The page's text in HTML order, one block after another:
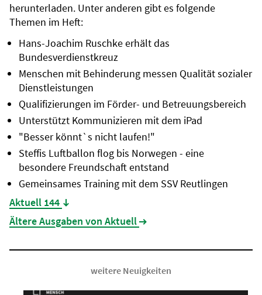
herunterladen. Unter anderen gibt es folgende
Themen im Heft:
Hans-Joachim Ruschke erhält das
Bundesverdienstkreuz
Menschen mit Behinderung messen Qualität sozialer
Dienstleistungen
Qualifizierungen im Förder- und Betreuungsbereich
Unterstützt Kommunizieren mit dem iPad
"Besser könnt`s nicht laufen!"
Steffis Luftballon flog bis Norwegen - eine
besondere Freundschaft entstand
Gemeinsames Training mit dem SSV Reutlingen
Aktuell 144 (Datei öffnet sich in neuem Tab)
Ältere Ausgaben von Aktuell
weitere Neuigkeiten